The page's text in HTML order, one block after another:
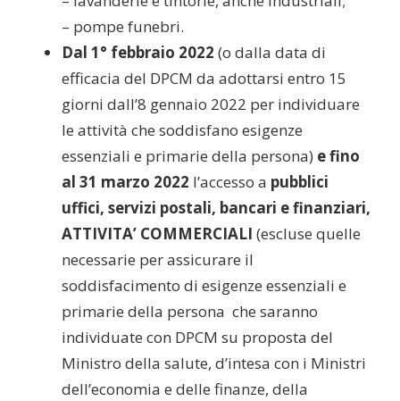
– pompe funebri.
Dal 1° febbraio 2022 (o dalla data di
efficacia del DPCM da adottarsi entro 15
giorni dall’8 gennaio 2022 per individuare
le attività che soddisfano esigenze
essenziali e primarie della persona) e fino
al 31 marzo 2022 l’accesso a pubblici
uffici, servizi postali, bancari e finanziari,
ATTIVITA’ COMMERCIALI (escluse quelle
necessarie per assicurare il
soddisfacimento di esigenze essenziali e
primarie della persona che saranno
individuate con DPCM su proposta del
Ministro della salute, d’intesa con i Ministri
dell’economia e delle finanze, della